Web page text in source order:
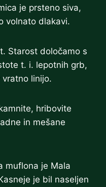
je prsteno siva,
volnato dlakavi.
Starost določamo s
t. i. lepotnih grb,
linijo.
hribovite
in mešane
muflona je Mala
je bil naseljen